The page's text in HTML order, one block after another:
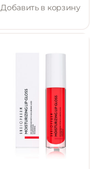
Добавить в корзину